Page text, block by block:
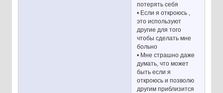
потерять себя
• Если я откроюсь ,
это используют
другие для того
чтобы сделать мне
больно
• Мне страшно даже
думать, что может
быть если я
откроюсь и позволю
другим приблизится